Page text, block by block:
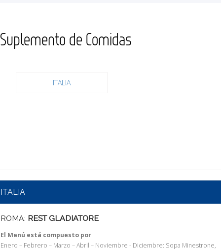
Suplemento de Comidas
ITALIA
ITALIA
ROMA: REST GLADIATORE
El Menú está compuesto por:
Enero – Febrero – Marzo – Abril – Noviembre - Diciembre: Sopa Minestrone,